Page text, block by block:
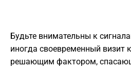
​Будьте внимательны к
иногда своевременный визит
решающим фактором,